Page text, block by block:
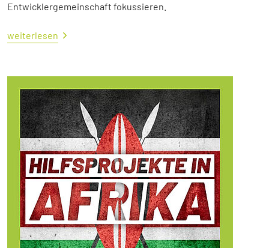
Entwicklergemeinschaft fokussieren.
weiterlesen